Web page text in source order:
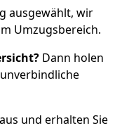
ausgewählt, wir
Umzugsbereich.
Dann holen
und erhalten Sie